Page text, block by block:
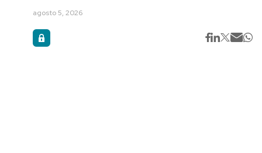
agosto 5, 2026